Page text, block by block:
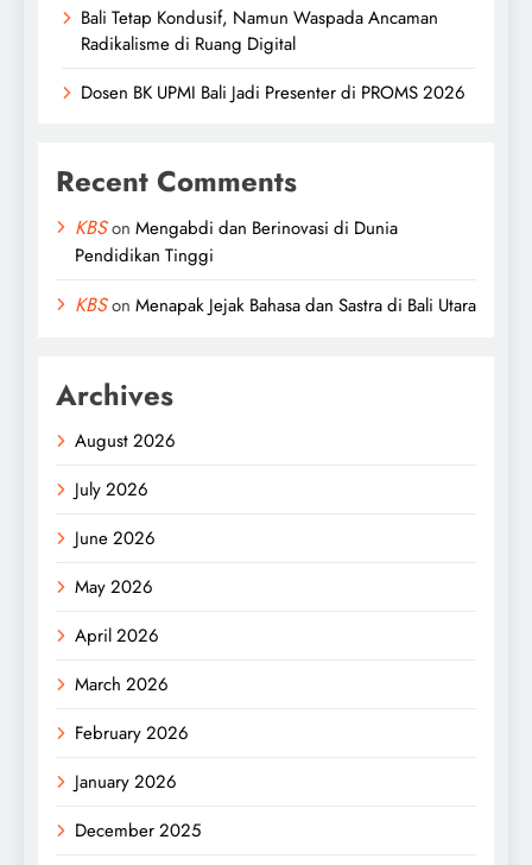
Bali Tetap Kondusif, Namun Waspada Ancaman
Radikalisme di Ruang Digital
Dosen BK UPMI Bali Jadi Presenter di PROMS 2026
Recent Comments
KBSon Mengabdi dan Berinovasi di Dunia
Pendidikan Tinggi
KBSon Menapak Jejak Bahasa dan Sastra di Bali Utara
Archives
August 2026
July 2026
June 2026
May 2026
April 2026
March 2026
February 2026
January 2026
December 2025